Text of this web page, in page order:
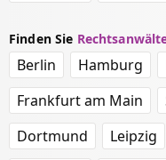
Finden Sie
Berlin Hamburg
Frankfurt am Main
Dortmund
Leipzig